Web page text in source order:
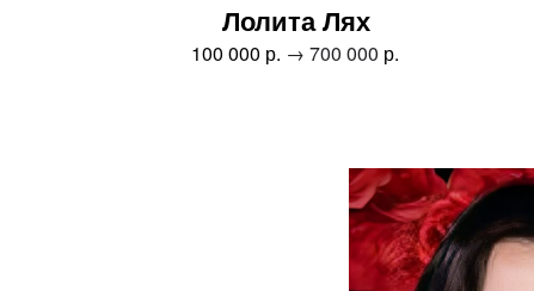
Лолита Лях
100 000 р. → 700 000 р.